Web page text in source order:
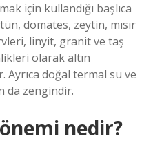
için kullandığı başlıca
domates, zeytin, mısır
linyit, granit ve taş
olarak altın
Ayrıca doğal termal su ve
da zengindir.
nedir?